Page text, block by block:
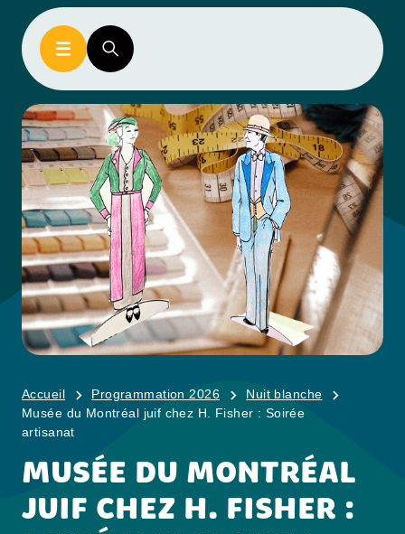
Accueil Programmation 2026
Nuit blanche
Musée du Montréal juif chez H. Fisher : Soirée
artisanat
MUSÉE DU MONTRÉAL
JUIF CHEZ H. FISHER :